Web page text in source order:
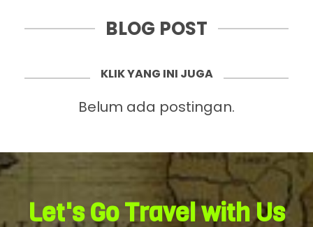
BLOG POST
KLIK YANG INI JUGA
Belum ada postingan.
Let's Go Travel with Us